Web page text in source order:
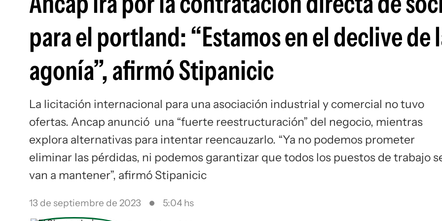
para el portland: “Estamos en el declive de
agonía”, afirmó Stipanicic
La licitación internacional para una asociación industrial y comercial no tuvo
ofertas. Ancap anunció una “fuerte reestructuración” del negocio, mientras
explora alternativas para intentar reencauzarlo. “Ya no podemos prometer
eliminar las pérdidas, ni podemos garantizar que todos los puestos de trabajo
van a mantener”, afirmó Stipanicic
13 de septiembre de 2023 5:04 hs